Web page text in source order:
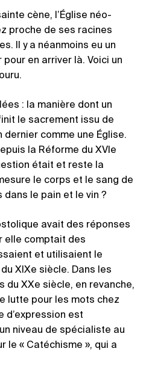
cène, l’Église néo-
proche de ses racines
Il y a néanmoins eu un
en arriver là. Voici un
: la manière dont un
le sacrement issu de
dernier comme une Église.
la Réforme du XVIe
était et reste la
le corps et le sang de
le pain et le vin ?
avait des réponses
elle comptait des
et utilisaient le
XIXe siècle. Dans les
XXe siècle, en revanche,
lutte pour les mots chez
d’expression est
niveau de spécialiste au
le « Catéchisme », qui a